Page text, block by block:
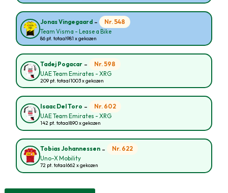
Jonas Vingegaard - Nr. 548
Team Visma - Lease a Bike
86 pt. totaal981 x gekozen
Tadej Pogacar - Nr. 598
UAE Team Emirates - XRG
209 pt. totaal1003 x gekozen
Isaac Del Toro - Nr. 602
UAE Team Emirates - XRG
142 pt. totaal890 x gekozen
Tobias Johannessen - Nr. 622
Uno-X Mobility
72 pt. totaal662 x gekozen